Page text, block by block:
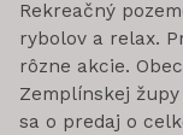
Rekreačný
rybolov a relax.
rôzne akcie.
Zemplínskej
sa o predaj o